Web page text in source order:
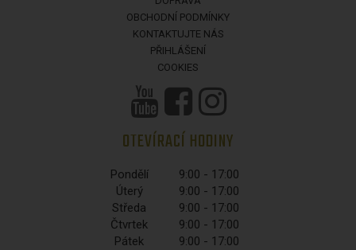
OBCHODNÍ PODMÍNKY
KONTAKTUJTE NÁS
PŘIHLÁŠENÍ
COOKIES
OTEVÍRACÍ HODINY
Pondělí
9:00 - 17:00
Úterý
9:00 - 17:00
Středa
9:00 - 17:00
Čtvrtek
9:00 - 17:00
Pátek
9:00 - 17:00